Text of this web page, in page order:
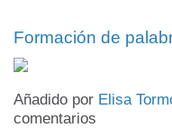
Formación de
Añadido por Elisa
comentarios